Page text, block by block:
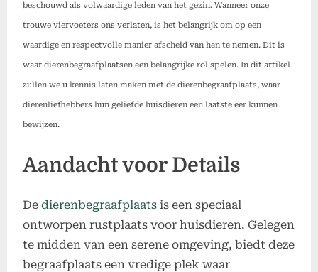
beschouwd als volwaardige leden van het gezin. Wanneer onze
trouwe viervoeters ons verlaten, is het belangrijk om op een
waardige en respectvolle manier afscheid van hen te nemen. Dit is
waar dierenbegraafplaatsen een belangrijke rol spelen. In dit artikel
zullen we u kennis laten maken met de dierenbegraafplaats, waar
dierenliefhebbers hun geliefde huisdieren een laatste eer kunnen
bewijzen.
Aandacht voor Details
Dedierenbegraafplaatsis een speciaal
ontworpen rustplaats voor huisdieren. Gelegen
te midden van een serene omgeving, biedt deze
begraafplaats een vredige plek waar